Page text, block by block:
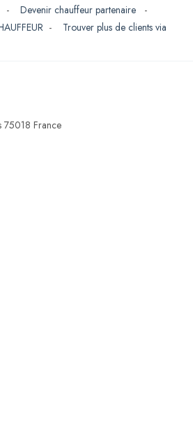
- Devenir chauffeur partenaire
-
- Trouver plus de clients via
75018 France